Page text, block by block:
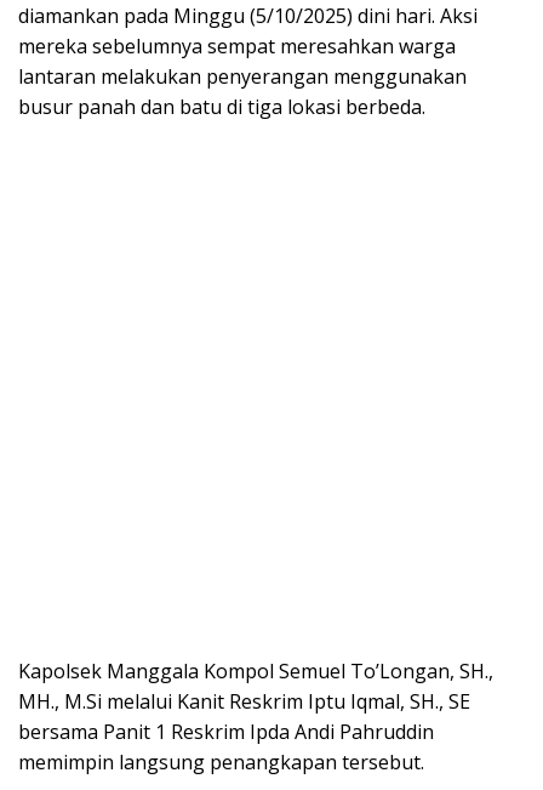
diamankan pada Minggu (5/10/2025) dini hari. Aksi
mereka sebelumnya sempat meresahkan warga
lantaran melakukan penyerangan menggunakan
busur panah dan batu di tiga lokasi berbeda.
Kapolsek Manggala Kompol Semuel To’Longan, SH.,
MH., M.Si melalui Kanit Reskrim Iptu Iqmal, SH., SE
bersama Panit 1 Reskrim Ipda Andi Pahruddin
memimpin langsung penangkapan tersebut.